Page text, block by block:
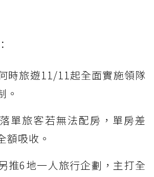
時旅遊11/11起全面實施領隊
。
落單旅客若無法配房，單房差
額吸收。
推6地一人旅行企劃，主打全